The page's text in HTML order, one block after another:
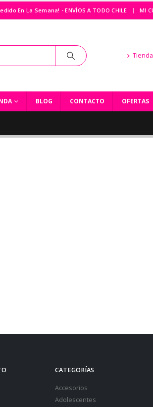
En La Semana! - ENVÍOS A TODO CHILE | MI
BLOG CONTACTO OFERTAS
CATEGORÍAS
Accesorios
Adolescentes